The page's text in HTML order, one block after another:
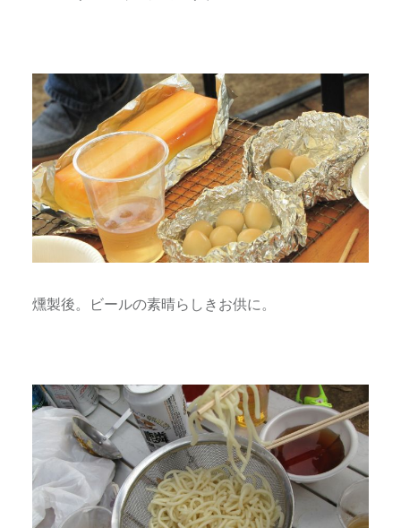
燻製後。ビールの素晴らしきお供に。